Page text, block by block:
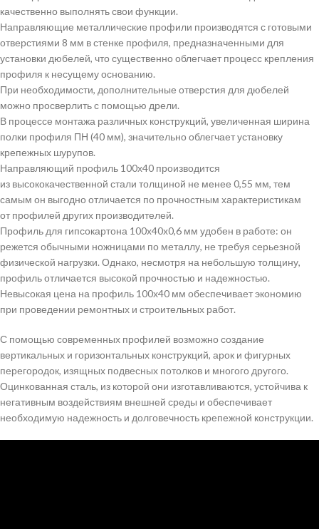
качественно выполнять свои функции.
Направляющие металлические профили производятся с готовыми
отверстиями 8 мм в стенке профиля, предназначенными для
установки дюбелей, что существенно облегчает процесс крепления
профиля к несущему основанию.
При необходимости, дополнительные отверстия для дюбелей
можно просверлить с помощью дрели.
В процессе монтажа различных конструкций, увеличенная ширина
полки профиля ПН (40 мм), значительно облегчает установку
крепежных шурупов.
Направляющий профиль 100х40 производится
из высококачественной стали толщиной не менее 0,55 мм, тем
самым он выгодно отличается по прочностным характеристикам
от профилей других производителей.
Профиль для гипсокартона 100х40х0,6 мм удобен в работе: он
режется обычными ножницами по металлу, не требуя серьезной
физической нагрузки. Однако, несмотря на небольшую толщину,
профиль отличается высокой прочностью и надежностью.
Невысокая цена на профиль 100х40 мм обеспечивает экономию
при проведении ремонтных и строительных работ.
С помощью современных профилей возможно создание
вертикальных и горизонтальных конструкций, арок и фигурных
перегородок, изящных подвесных потолков и многого другого.
Оцинкованная сталь, из которой они изготавливаются, устойчива к
негативным воздействиям внешней среды и обеспечивает
необходимую надежность и долговечность крепежной конструкции.